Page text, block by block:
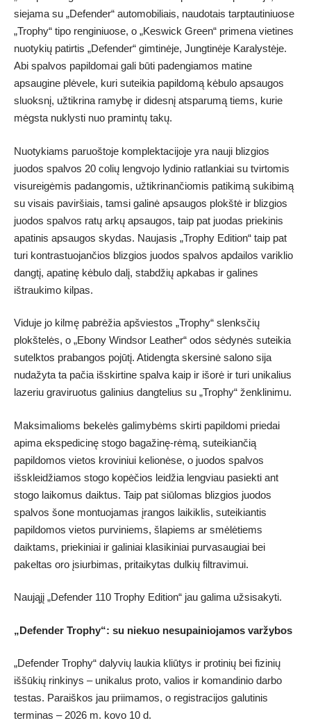
siejama su „Defender“ automobiliais, naudotais tarptautiniuose
„Trophy“ tipo renginiuose, o „Keswick Green“ primena vietines
nuotykių patirtis „Defender“ gimtinėje, Jungtinėje Karalystėje.
Abi spalvos papildomai gali būti padengiamos matine
apsaugine plėvele, kuri suteikia papildomą kėbulo apsaugos
sluoksnį, užtikrina ramybę ir didesnį atsparumą tiems, kurie
mėgsta nuklysti nuo pramintų takų.
Nuotykiams paruoštoje komplektacijoje yra nauji blizgios
juodos spalvos 20 colių lengvojo lydinio ratlankiai su tvirtomis
visureigėmis padangomis, užtikrinančiomis patikimą sukibimą
su visais paviršiais, tamsi galinė apsaugos plokštė ir blizgios
juodos spalvos ratų arkų apsaugos, taip pat juodas priekinis
apatinis apsaugos skydas. Naujasis „Trophy Edition“ taip pat
turi kontrastuojančios blizgios juodos spalvos apdailos variklio
dangtį, apatinę kėbulo dalį, stabdžių apkabas ir galines
ištraukimo kilpas.
Viduje jo kilmę pabrėžia apšviestos „Trophy“ slenksčių
plokštelės, o „Ebony Windsor Leather“ odos sėdynės suteikia
sutelktos prabangos pojūtį. Atidengta skersinė salono sija
nudažyta ta pačia išskirtine spalva kaip ir išorė ir turi unikalius
lazeriu graviruotus galinius dangtelius su „Trophy“ ženklinimu.
Maksimalioms bekelės galimybėms skirti papildomi priedai
apima ekspedicinę stogo bagažinę-rėmą, suteikiančią
papildomos vietos kroviniui kelionėse, o juodos spalvos
išskleidžiamos stogo kopėčios leidžia lengviau pasiekti ant
stogo laikomus daiktus. Taip pat siūlomas blizgios juodos
spalvos šone montuojamas įrangos laikiklis, suteikiantis
papildomos vietos purviniems, šlapiems ar smėlėtiems
daiktams, priekiniai ir galiniai klasikiniai purvasaugiai bei
pakeltas oro įsiurbimas, pritaikytas dulkių filtravimui.
Naująjį „Defender 110 Trophy Edition“ jau galima užsisakyti.
„Defender Trophy“: su niekuo nesupainiojamos varžybos
„Defender Trophy“ dalyvių laukia kliūtys ir protinių bei fizinių
iššūkių rinkinys – unikalus proto, valios ir komandinio darbo
testas. Paraiškos jau priimamos, o registracijos galutinis
terminas – 2026 m. kovo 10 d.